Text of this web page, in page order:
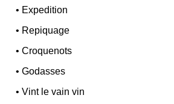
• Expedition
• Repiquage
•Croquenots
•Godasses
•Vint le vain vin